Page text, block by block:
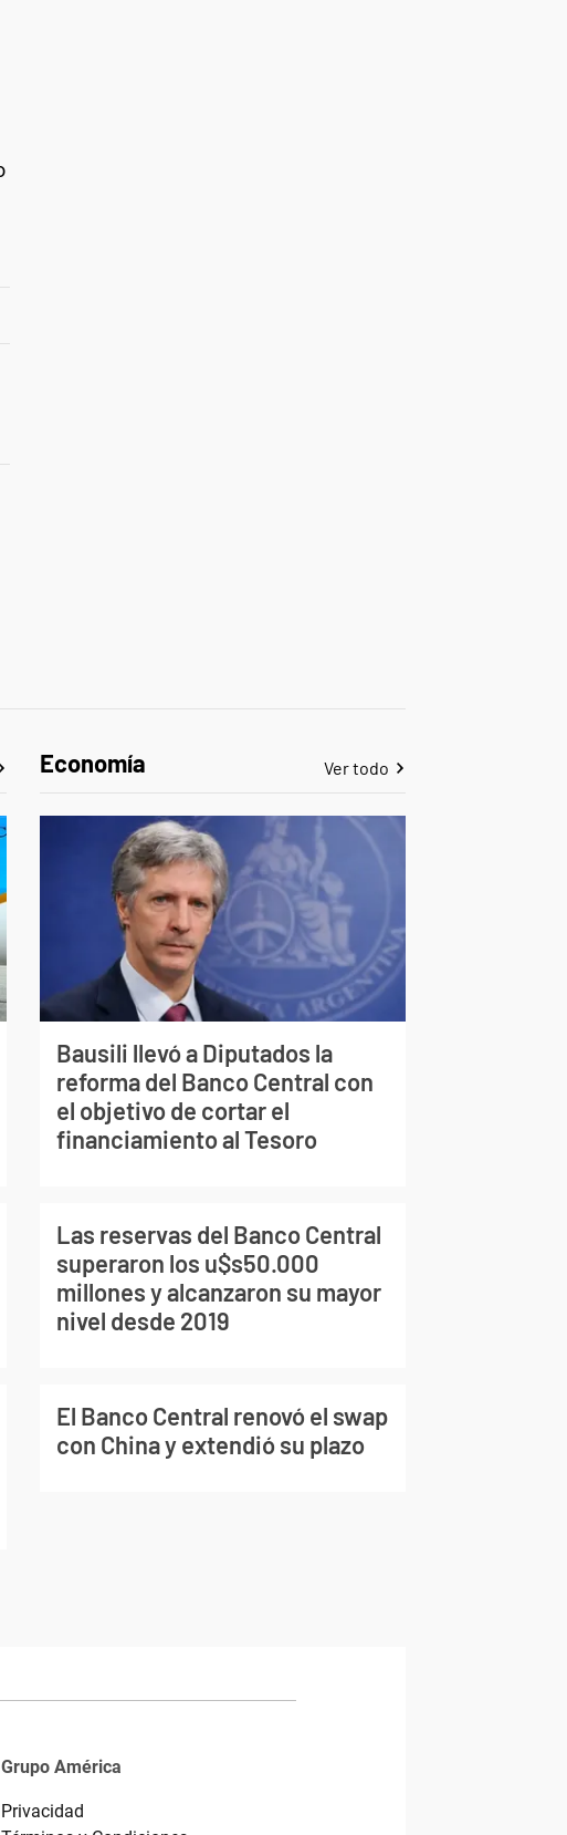
Economía Ver todo
Bausili llevó a Diputados la
reforma del Banco Central con
el objetivo de cortar el
financiamiento al Tesoro
Las reservas del Banco Central
superaron los u$s50.000
millones y alcanzaron su mayor
nivel desde 2019
El Banco Central renovó el swap
con China y extendió su plazo
Grupo América
Privacidad